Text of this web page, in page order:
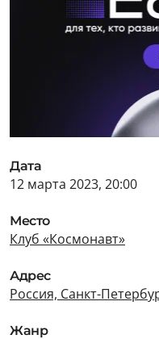
Дата
12 марта 2023, 20:00
Место
Клуб «Космонавт»
Адрес
Россия, Санкт-
Жанр